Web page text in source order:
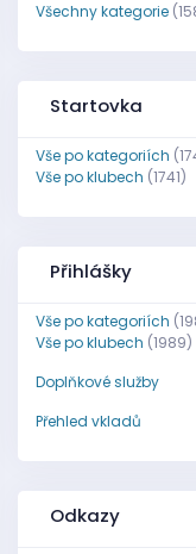
Všechny kategorie
Startovka
Vše po kategoriích
Vše po klubech (1741)
Přihlášky
Vše po kategoriích
Vše po klubech (1989)
Doplňkové služby
Přehled vkladů
Odkazy